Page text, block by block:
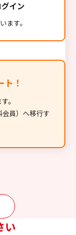
イン
ます。
！
。
員）へ移行す
い